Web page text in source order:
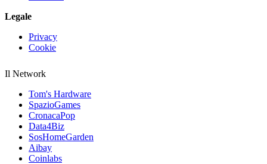
Legale
Privacy
Cookie
Il Network
Tom's Hardware
SpazioGames
CronacaPop
Data4Biz
SosHomeGarden
Aibay
Coinlabs